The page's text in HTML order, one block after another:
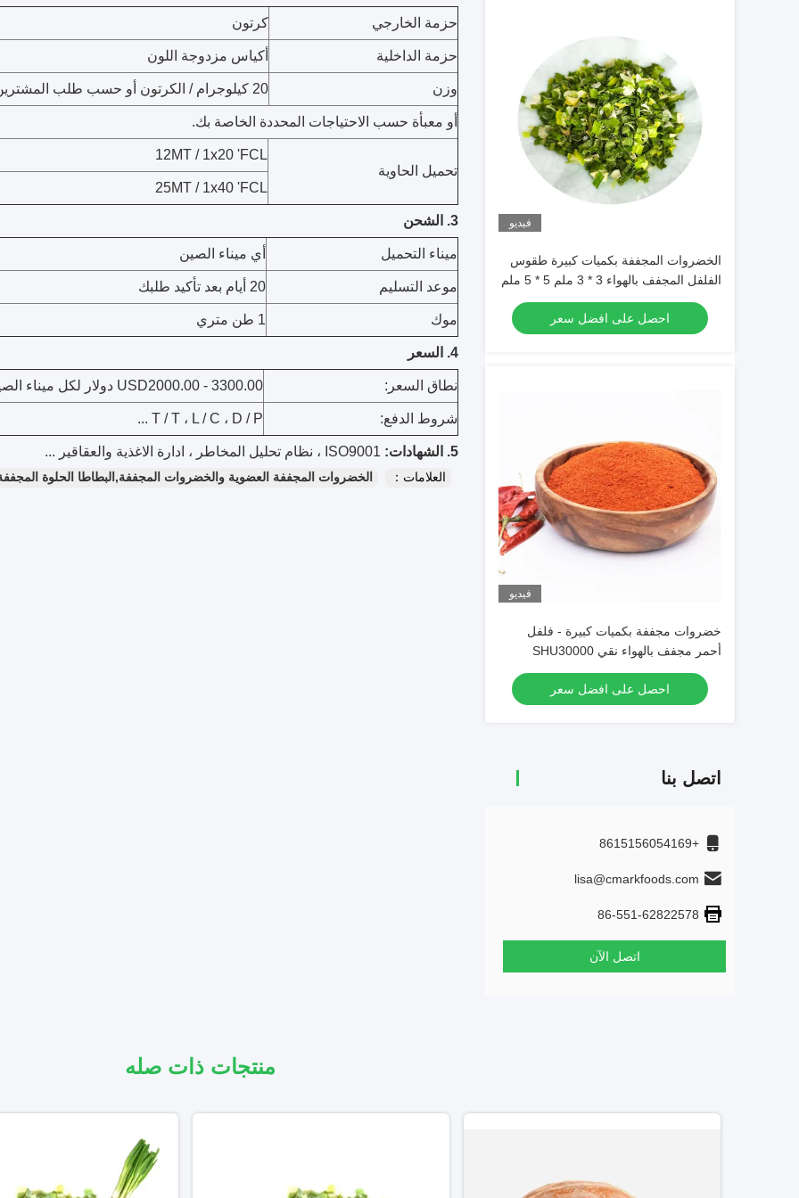
فيديو
الخضروات المجففة بكميات كبيرة طقوس
الفلفل المجفف بالهواء 3 * 3 ملم 5 * 5 ملم
مع اللون الطبيعي والذوق
احصل على افضل سعر
فيديو
خضروات مجففة بكميات كبيرة - فلفل
أحمر مجفف بالهواء نقي SHU30000
مسحوق فلفل أحمر حار مسحوق فلفل حار
احصل على افضل سعر
اتصل بنا
+8615156054169
lisa@cmarkfoods.com
86-551-62822578
اتصل الآن
حزمة الخارجي كرتون
حزمة الداخلية أكياس مزدوجة اللون
وزن 20 كيلوجرام / الكرتون أو حسب طلب المشترين
أو معبأة حسب الاحتياجات المحددة الخاصة بك.
تحميل الحاوية
12MT / 1x20 'FCL
25MT / 1x40 'FCL
3. الشحن
ميناء التحميل أي ميناء الصين
موعد التسليم 20 أيام بعد تأكيد طلبك
موك 1 طن متري
4. السعر
نطاق السعر: USD2000.00 - 3300.00 دولار لكل ميناء الصين فوب
شروط الدفع: T / T ، L / C ، D / P ...
5. الشهادات:
العلامات： الخضروات المجففة العضوية والخضروات المجففة,البطاطا الحلوة
منتجات ذات صله